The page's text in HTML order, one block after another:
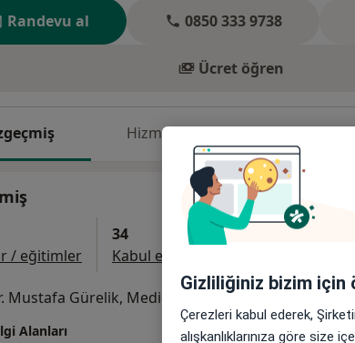
Randevu al 0850 333 9738
Ücret öğren
Hizmetler Adresler
/ eğitimler
34
Kabul edilen sigortalar
Mustafa Gürelik, Medicana Sivas Hastanesi'nde
Alanları
Gizliliğiniz bizim için
Çerezleri kabul ederek,
alışkanlıklarınıza göre size